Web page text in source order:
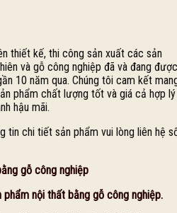
thiết kế, thi công sản xuất các sản
và gỗ công nghiệp đã và đang được
10 năm qua. Chúng tôi cam kết
phẩm chất lượng tốt và giá cả hợp lý
hậu mãi.
tin chi tiết sản phẩm vui lòng liên hệ
gỗ công nghiệp
phẩm nội thất bằng gỗ công nghiệp.